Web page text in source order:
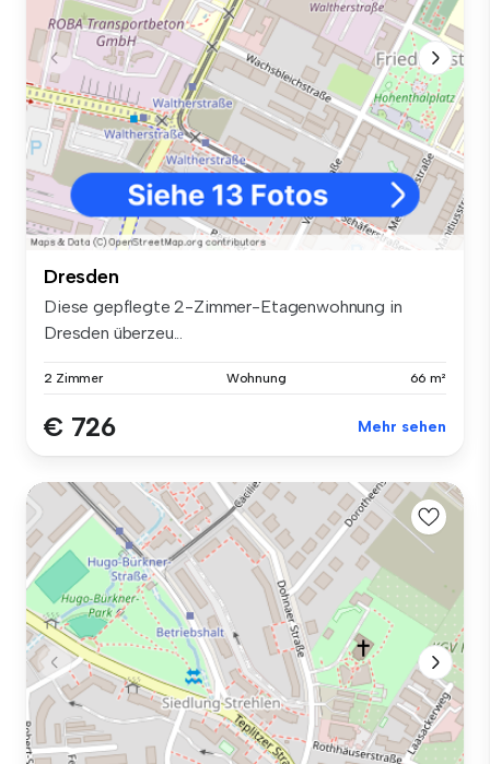
Dresden
Diese gepflegte 2-Zimmer-Etagenwohnung in
Dresden überzeu...
2 Zimmer Wohnung 66 m²
€ 726 Mehr sehen